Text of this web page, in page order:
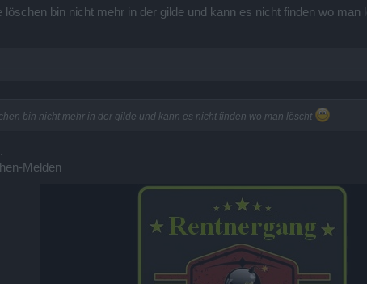
löschen bin nicht mehr in der gilde und kann es nicht finden wo man
bin nicht mehr in der gilde und kann es nicht finden wo man löscht
Melden